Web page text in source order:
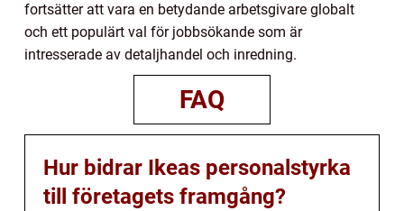
fortsätter att vara en betydande arbetsgivare globalt
och ett populärt val för jobbsökande som är
intresserade av detaljhandel och inredning.
FAQ
Hur bidrar Ikeas personalstyrka
till företagets framgång?